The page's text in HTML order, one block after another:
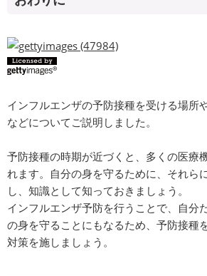
インフルエンザの予防接種を受ける場所
などについてご説明しました。
予防接種の時期が近づくと、多くの医療
れます。自分の身を守るために、それら
し、知識として知っておきましょう。
インフルエンザ予防を行うことで、自分
の身を守ることにもなるため、予防接種
対策を施しましょう。